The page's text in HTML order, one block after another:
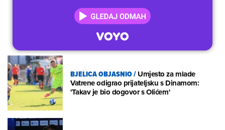
BJELICA OBJASNIO/Umjesto za mlade
Vatrene odigrao prijateljsku s Dinamom:
'Takav je bio dogovor s Olićem'